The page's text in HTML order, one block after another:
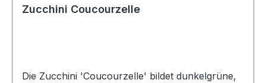
Zucchini Coucourzelle
Die Zucchini 'Coucourzelle' bildet dunkelgrüne,